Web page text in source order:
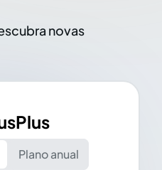
novas
Plano anual